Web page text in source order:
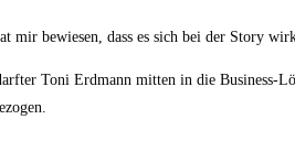
mir bewiesen, dass es sich bei der Story
Toni Erdmann mitten in die